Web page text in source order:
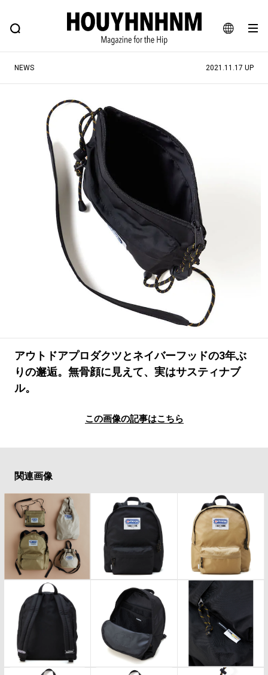
JA
EN
FEATURE BLOG SNAP
ヒップなファッション、カルチャー、ライフスタイルWEBマガジン
#注目のタグ
#SHOPPING ADDICT #憧れの逸品
#ESSENTIAL DESIGNS #古着サミット
#NEW VINTAGE #マイナーグッド図鑑
#路地裏てぃーん。 #MONTHLY JOURNAL
#GH 銘品の所以 #フイナムのYouTube
#Commune H #FOCUS IT #AH.H
#ととけん #FASHION #MUSIC #MOVIE
#LIFESTYLE #OUTDOOR
#HANDSOME HANDBOOK
NEWS 2021.11.17 UP
アウトドアプロダクツとネイバーフッドの3年ぶ
りの邂逅。無骨顔に見えて、実はサスティナブ
ル。
この画像の記事はこちら
関連画像